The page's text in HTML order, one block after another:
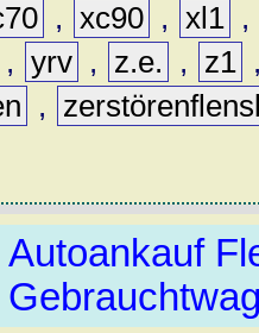
, xc90 , xl1 ,
, yrv , z.e. , z1
,
Autoankauf